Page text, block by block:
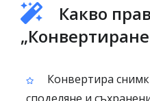
Какво
„Конвертиране
Конвертира